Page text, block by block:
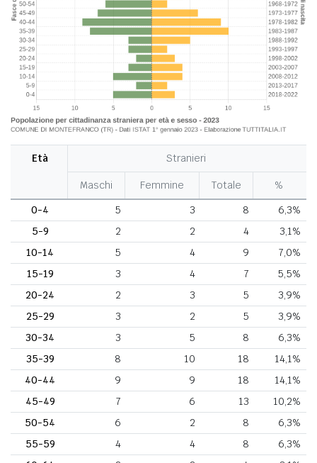
Età Stranieri
Maschi Femmine Totale
%
0-4
5 3 8
6,3%
5-9
2 2 4
3,1%
10-14
5 4 9
7,0%
15-19
3 4 7
5,5%
20-24
2 3 5
3,9%
25-29
3 2 5
3,9%
30-34
3 5 8
6,3%
35-39
8 10 18
14,1%
40-44
9 9 18
14,1%
45-49
7 6 13
10,2%
50-54
6 2 8
6,3%
55-59
4 4 8
6,3%